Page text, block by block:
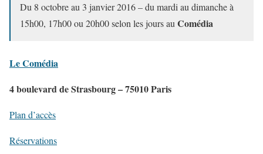
Du 8 octobre au 3 janvier 2016 – du mardi au dimanche à
15h00, 17h00 ou 20h00 selon les jours au Comédia
Le Comédia
4 boulevard de Strasbourg – 75010 Paris
Plan d’accès
Réservations